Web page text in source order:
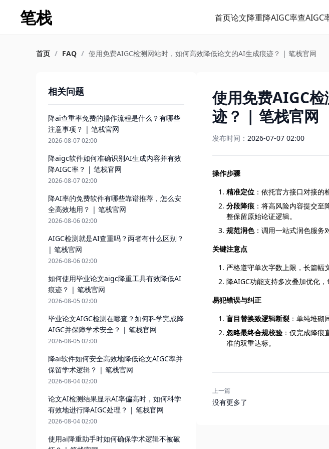
笔栈 首页论文降重降AIGC率查AIGC
首页 / FAQ / 使用免费AIGC检测网站时，如何高效降低论文的AI生成痕迹？ | 笔栈官网
相关问题
降ai查重率免费的操作流程是什么？有哪些
注意事项？ | 笔栈官网
2026-08-07 02:00
降aigc软件如何准确识别AI生成内容并有效
降AIGC率？ | 笔栈官网
2026-08-07 02:00
降AI率的免费软件有哪些靠谱推荐，怎么安
全高效地用？ | 笔栈官网
2026-08-06 02:00
AIGC检测就是AI查重吗？两者有什么区别？
| 笔栈官网
2026-08-06 02:00
如何使用毕业论文aigc降重工具有效降低AI
痕迹？ | 笔栈官网
2026-08-05 02:00
毕业论文AIGC检测在哪查？如何科学完成降
AIGC并保障学术安全？ | 笔栈官网
2026-08-05 02:00
降ai软件如何安全高效地降低论文AIGC率并
保留学术逻辑？ | 笔栈官网
2026-08-04 02:00
论文AI检测结果显示AI率偏高时，如何科学
有效地进行降AIGC处理？ | 笔栈官网
2026-08-04 02:00
使用ai降重助手时如何确保学术逻辑不被破
使用免费AIGC
迹？ | 笔栈官网
发布时间： 2026-07-07 02:00
操作步骤
精准定位 ：依托官方接口对接
分段降痕 ：将高风险内容提交
整保留原始论证逻辑。
规范润色：调用一站式润色服务
关键注意点
严格遵守单次字数上限，长篇幅
降AIGC功能支持多次叠加优化
易犯错误与纠正
盲目替换致逻辑断裂 ：单纯堆砌
忽略最终合规校验 ：仅完成降
准的双重达标。
上一篇
没有更多了